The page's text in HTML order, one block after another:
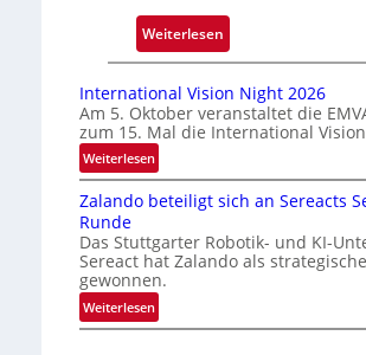
m
r
k
n
e
k
n
Weiterlesen
A
t
o
a
t
i
s
r
International Vision Night 2026
Am 5. Oktober veranstaltet die
zum 15. Mal die International
Weiterlesen:
I
n
e
r
n
a
Zalando beteiligt sich an Sereacts
Runde
Das Stuttgarter Robotik- und KI-
Sereact hat Zalando als
gewonnen.
Weiterlesen:
Z